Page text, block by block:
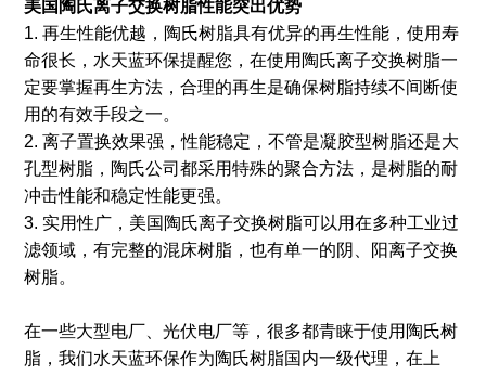
美国陶氏离子交换树脂性能突出优势
1. 再生性能优越，陶氏树脂具有优异的再生性能，使用寿
命很长，水天蓝环保提醒您，在使用陶氏离子交换树脂一
定要掌握再生方法，合理的再生是确保树脂持续不间断使
用的有效手段之一。
2. 离子置换效果强，性能稳定，不管是凝胶型树脂还是大
孔型树脂，陶氏公司都采用特殊的聚合方法，是树脂的耐
冲击性能和稳定性能更强。
3. 实用性广，美国陶氏离子交换树脂可以用在多种工业过
滤领域，有完整的混床树脂，也有单一的阴、阳离子交换
树脂。
在一些大型电厂、光伏电厂等，很多都青睐于使用陶氏树
脂，我们水天蓝环保作为陶氏树脂国内一级代理，在上